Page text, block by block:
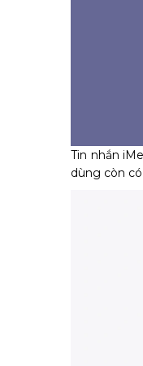
Tin nhắn
dùng còn